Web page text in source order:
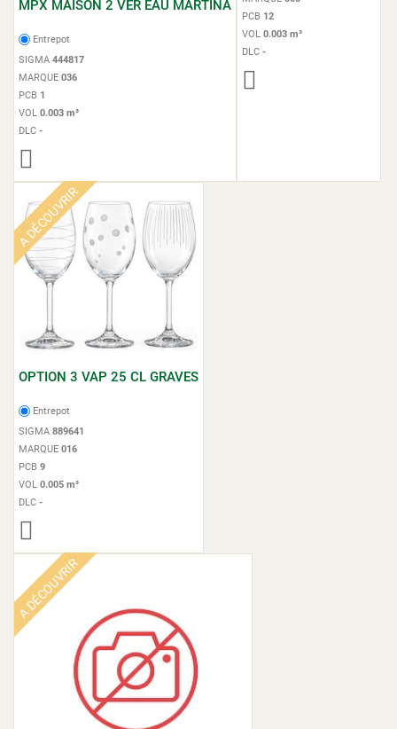
MPX MAISON 2 VER EAU MARTINA
Entrepot
SIGMA 444817
MARQUE 036
PCB 1
VOL 0.003 m³
DLC -
PCB 12
VOL 0.003 m³
DLC -
A DÉCOUVRIR
OPTION 3 VAP 25 CL GRAVES
Entrepot
SIGMA 889641
MARQUE 016
PCB 9
VOL 0.005 m³
DLC -
A DÉCOUVRIR